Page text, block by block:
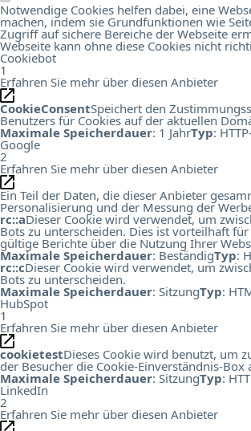
Notwendige Cookies helfen dabei, eine
machen, indem sie Grundfunktionen wie
Zugriff auf sichere Bereiche der Webseite
Webseite kann ohne diese Cookies nicht
Cookiebot
1
Erfahren Sie mehr über diesen Anbieter
CookieConsentSpeichert den
Benutzers für Cookies auf der aktuellen
Maximale Speicherdauer: 1 JahrTyp:
Google
2
Erfahren Sie mehr über diesen Anbieter
Ein Teil der Daten, die dieser Anbieter
Personalisierung und der Messung der
rc::aDieser Cookie wird verwendet, um
Bots zu unterscheiden. Dies ist vorteilhaft
gültige Berichte über die Nutzung Ihrer
Maximale Speicherdauer: BeständigTyp:
rc::cDieser Cookie wird verwendet, um
Bots zu unterscheiden.
Maximale Speicherdauer: SitzungTyp:
HubSpot
1
Erfahren Sie mehr über diesen Anbieter
cookietestDieses Cookie wird benutzt, um
der Besucher die Cookie-Einverständnis-Box
Maximale Speicherdauer: SitzungTyp:
LinkedIn
2
Erfahren Sie mehr über diesen Anbieter